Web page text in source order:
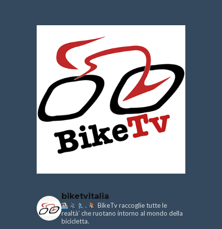
biketvitalia
.
BikeTv raccoglie tutte le
realtà’ che ruotano intorno al mondo della
bicicletta.